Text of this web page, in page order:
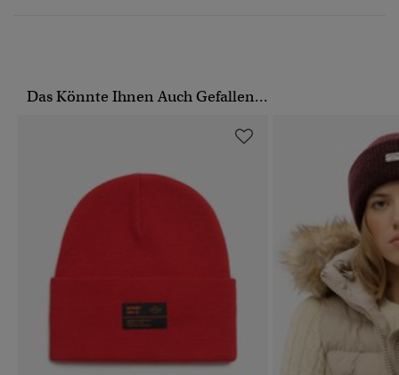
Das Könnte Ihnen Auch Gefallen...